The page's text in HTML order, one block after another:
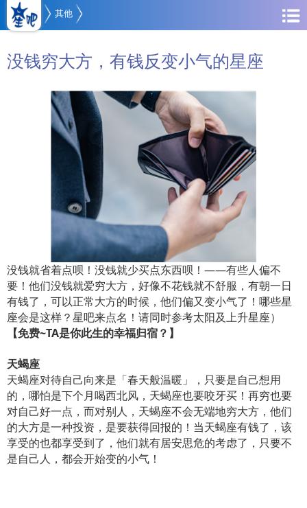
其他
没钱穷大方，有钱反变小气的星座
没钱就省着点呗！没钱就少买点东西呗！——有些人偏不
要！他们没钱就爱穷大方，好像不花钱就不舒服，有朝一日
有钱了，可以正常大方的时候，他们偏又变小气了！哪些星
座会是这样？星吧来点名！请同时参考太阳及上升星座）
【免费~TA是你此生的幸福归宿？】
天蝎座
天蝎座对待自己向来是「春天般温暖」，只要是自己想用
的，哪怕是下个月喝西北风，天蝎座也要咬牙买！再穷也要
对自己好一点，而对别人，天蝎座不会无端地穷大方，他们
的大方是一种投资，是要获得回报的！当天蝎座有钱了，该
享受的也都享受到了，他们就有居安思危的考虑了，只要不
是自己人，都会开始变的小气！